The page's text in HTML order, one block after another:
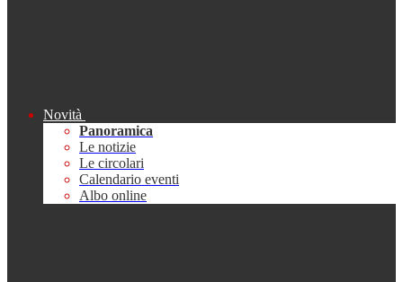
Novità
Panoramica
Le notizie
Le circolari
Calendario eventi
Albo online